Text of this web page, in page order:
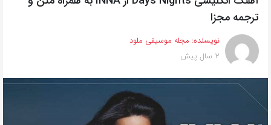
زیر
این
صفحه
را
با
ترجمه مجزا
نویسنده: مجله موسیقی ملود
2 سال پیش